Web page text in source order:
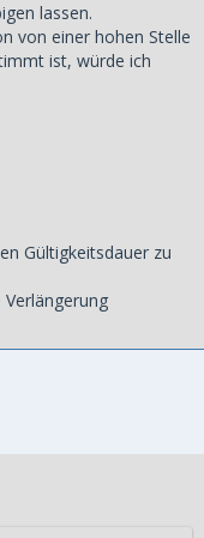
lassen.
von einer hohen Stelle
ist, würde ich
Gültigkeitsdauer zu